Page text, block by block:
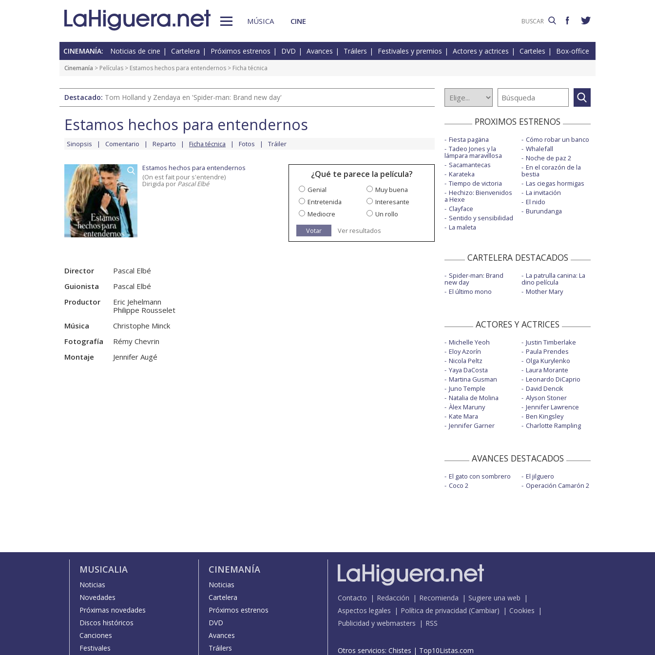
MÚSICA CINE
CINEMANÍA: Noticias de cine Cartelera Próximos estrenos DVD Avances Tráilers Festivales y premios Actores y actrices Carteles Box-office
Cinemanía > Películas > Estamos hechos para entendernos > Ficha técnica
Destacado: Tom Holland y Zendaya en 'Spider-man: Brand new day'
Estamos hechos para entendernos
Sinopsis Comentario Reparto Ficha técnica Fotos Tráiler
Estamos hechos para entendernos
(On est fait pour s'entendre)
Dirigida porPascal Elbé
¿Qué te parece la película?
Genial
Muy buena
Entretenida
Interesante
Mediocre
Un rollo
Votar
Ver resultados
Director
Pascal Elbé
Guionista
Pascal Elbé
Productor
Eric Jehelmann
Philippe Rousselet
Música
Christophe Minck
Fotografía
Rémy Chevrin
Montaje
Jennifer Augé
PROXIMOS ESTRENOS
Fiesta pagäna
Tadeo Jones y la
lámpara maravillosa
Sacamantecas
Karateka
Tiempo de victoria
Hechizo: Bienvenidos
a Hexe
Clayface
Sentido y sensibilidad
La maleta
Cómo robar un banco
Whalefall
Noche de paz 2
En el corazón de la
bestia
Las ciegas hormigas
La invitación
El nido
Burundanga
CARTELERA DESTACADOS
Spider-man: Brand
new day
El último mono
La patrulla canina: La
dino película
Mother Mary
ACTORES Y ACTRICES
Michelle Yeoh
Eloy Azorín
Nicola Peltz
Yaya DaCosta
Martina Gusman
Juno Temple
Natalia de Molina
Àlex Maruny
Kate Mara
Jennifer Garner
Justin Timberlake
Paula Prendes
Olga Kurylenko
Laura Morante
Leonardo DiCaprio
David Dencik
Alyson Stoner
Jennifer Lawrence
Ben Kingsley
Charlotte Rampling
AVANCES DESTACADOS
El gato con sombrero
Coco 2
El jilguero
Operación Camarón 2
MUSICALIA
Noticias
Novedades
Próximas novedades
Discos históricos
Canciones
Festivales
CINEMANÍA
Noticias
Cartelera
Próximos estrenos
DVD
Avances
Tráilers
Contacto Redacción Recomienda
Sugiere una web
Aspectos legales
Política de privacidad (Cambiar)
Cookies
Publicidad y webmasters
RSS
Otros servicios: Chistes | Top10Listas.com